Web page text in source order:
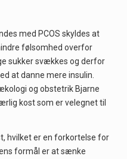
med PCOS skyldes at
følsomhed overfor
sukker svækkes og derfor
at danne mere insulin.
og obstetrik Bjarne
kost som er velegnet til
hvilket er en forkortelse for
formål er at sænke